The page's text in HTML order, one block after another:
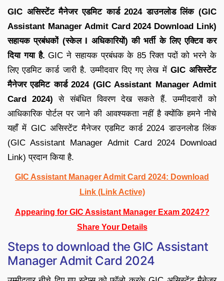
GIC असिस्टेंट मैनेजर एडमिट कार्ड 2024 डाउनलोड लिंक (GIC
Assistant Manager Admit Card 2024 Download Link)
सहायक प्रबंधकों (स्केल I अधिकारियों) की भर्ती के लिए एक्टिव कर
दिया गया है. GIC ने सहायक प्रबंधक के 85 रिक्त पदों को भरने के
लिए एडमिट कार्ड जारी है. उम्मीदवार दिए गए लेख में GIC असिस्टेंट
मैनेजर एडमिट कार्ड 2024 (GIC Assistant Manager Admit
Card 2024) से संबंधित विवरण देख सकते हैं. उम्मीदवारों को
आधिकारिक पोर्टल पर जाने की आवश्यकता नहीं है क्योंकि हमने नीचे
यहाँ में GIC असिस्टेंट मैनेजर एडमिट कार्ड 2024 डाउनलोड लिंक
(GIC Assistant Manager Admit Card 2024 Download
Link) प्रदान किया है.
GIC Assistant Manager Admit Card 2024: Download
Link (Link Active)
Appearing for GIC Assistant Manager Exam 2024??
Share Your Details
Steps to download the GIC Assistant
Manager Admit Card 2024